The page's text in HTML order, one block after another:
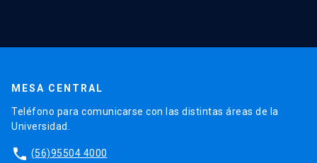
MESA CENTRAL
Teléfono para comunicarse con las distintas áreas de la
Universidad.
phone (56)95504 4000